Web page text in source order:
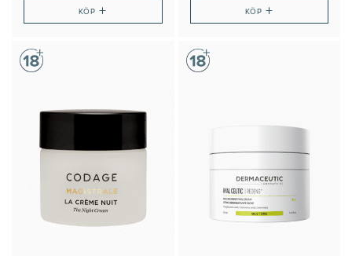
KÖP+ KÖP +